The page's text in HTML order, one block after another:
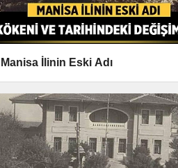
Manisa İlinin Eski Adı